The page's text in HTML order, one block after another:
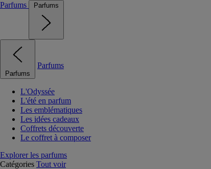
Parfums
Parfums
Parfums
Parfums
L'Odyssée
L'été en parfum
Les emblématiques
Les idées cadeaux
Coffrets découverte
Le coffret à composer
Explorer les parfums
Catégories Tout voir